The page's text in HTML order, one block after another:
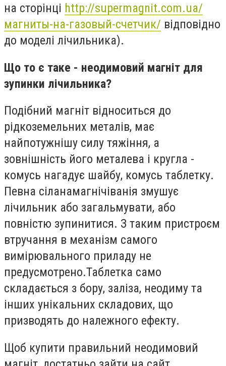
на сторінці http://supermagnit.com.ua/
магниты-на-газовый-счетчик/ відповідно
до моделі лічильника).
Що то є таке - неодимовий магніт для
зупинки лічильника?
Подібний магніт відноситься до
рідкоземельних металів, має
найпотужнішу силу тяжіння, а
зовнішність його металева і кругла -
комусь нагадує шайбу, комусь таблетку.
Певна сіланамагнічіванія змушує
лічильник або загальмувати, або
повністю зупинитися. З таким пристроєм
втручання в механізм самого
вимірювального приладу не
предусмотрено.Таблетка само
складається з бору, заліза, неодиму та
інших унікальних складових, що
призводять до належного ефекту.
Щоб купити правильний неодимовий